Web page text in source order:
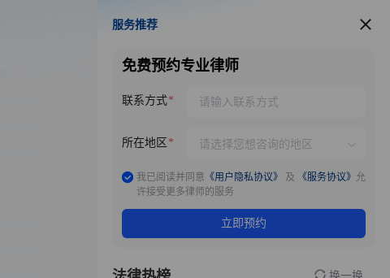
服务推荐
服务推荐
免费预约专业律师
联系方式
所在地区
我已阅读并同意 《用户隐私协议》 及 《服务协议》 允
许接受更多律师的服务
立即预约